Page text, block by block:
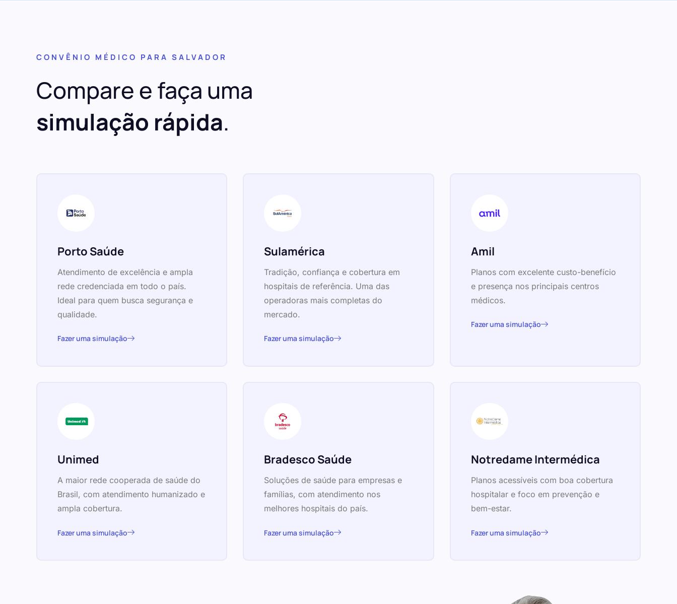
CONVÊNIO MÉDICO PARA SALVADOR
Compare e faça uma
simulação rápida.
Porto Saúde
Atendimento de excelência e ampla
rede credenciada em todo o país.
Ideal para quem busca segurança e
qualidade.
Fazer uma simulação
Sulamérica
Tradição, confiança e cobertura em
hospitais de referência. Uma das
operadoras mais completas do
mercado.
Fazer uma simulação
Amil
Planos com excelente custo-benefício
e presença nos principais centros
médicos.
Fazer uma simulação
Unimed
A maior rede cooperada de saúde do
Brasil, com atendimento humanizado e
ampla cobertura.
Fazer uma simulação
Bradesco Saúde
Soluções de saúde para empresas e
famílias, com atendimento nos
melhores hospitais do país.
Fazer uma simulação
Notredame Intermédica
Planos acessíveis com boa cobertura
hospitalar e foco em prevenção e
bem-estar.
Fazer uma simulação